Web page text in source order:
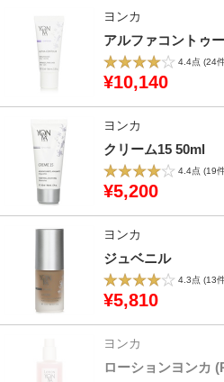
ヨンカ
アルファコントゥ
4.4点 (24
¥10,140
ヨンカ
クリーム15 50ml
4.4点 (19
¥5,200
ヨンカ
ジュベニル
4.3点 (13
¥5,810
ヨンカ
ローションヨンカ